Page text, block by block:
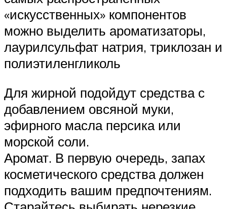
«искусственных» компонентов
можно выделить ароматизаторы,
лаурилсульфат натрия, триклозан и
полиэтиленгликоль
Для жирной подойдут средства с
добавлением овсяной муки,
эфирного масла персика или
морской соли.
Аромат. В первую очередь, запах
косметического средства должен
подходить вашим предпочтениям.